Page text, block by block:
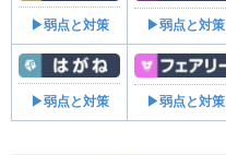
▶弱点と対策 ▶弱点と対策
▶弱点と対策 ▶弱点と対策